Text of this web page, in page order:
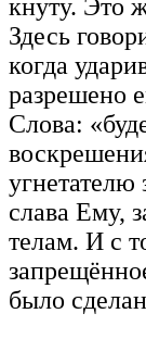
кнуту. Это
Здесь
когда
разрешено
Слова:
угнетателю
слава Ему,
телам. И с
было